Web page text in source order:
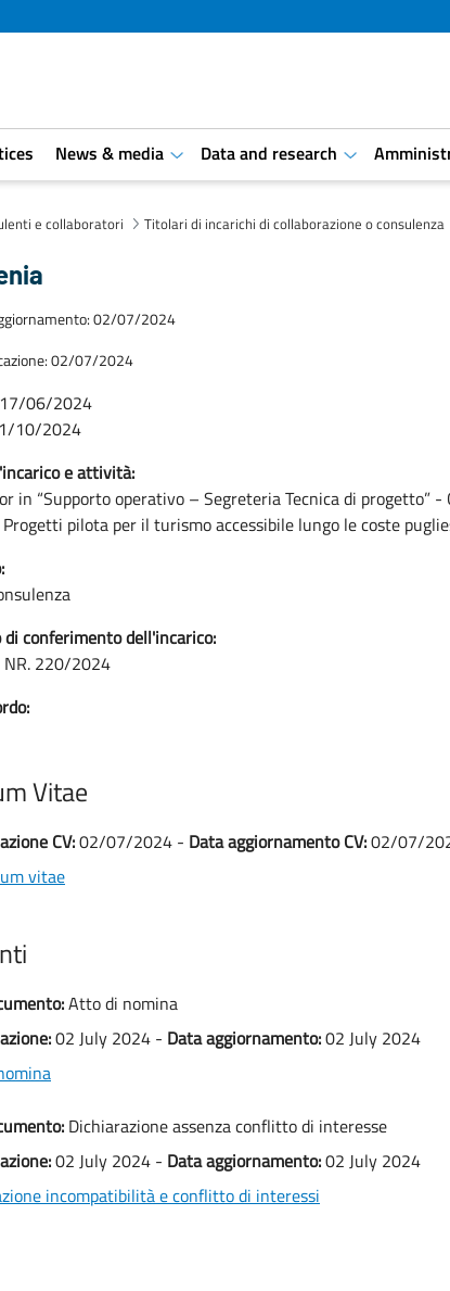
News & media
aret.open.submenu
Data and research
e collaboratori Titolari di incarichi di collaborazione o consulenza
02/07/2024
02/07/2024
17/06/2024
10/2024
e attività:
in “Supporto operativo – Segreteria Tecnica di progetto”
pilota per il turismo accessibile lungo le coste
conferimento dell'incarico:
NR. 220/2024
Vitae
CV:02/07/2024 - Data aggiornamento CV:02/07/
vitae
Atto di nomina
02 July 2024 - Data aggiornamento:02 July 2024
Dichiarazione assenza conflitto di interesse
02 July 2024 - Data aggiornamento:02 July 2024
incompatibilità e conflitto di interessi